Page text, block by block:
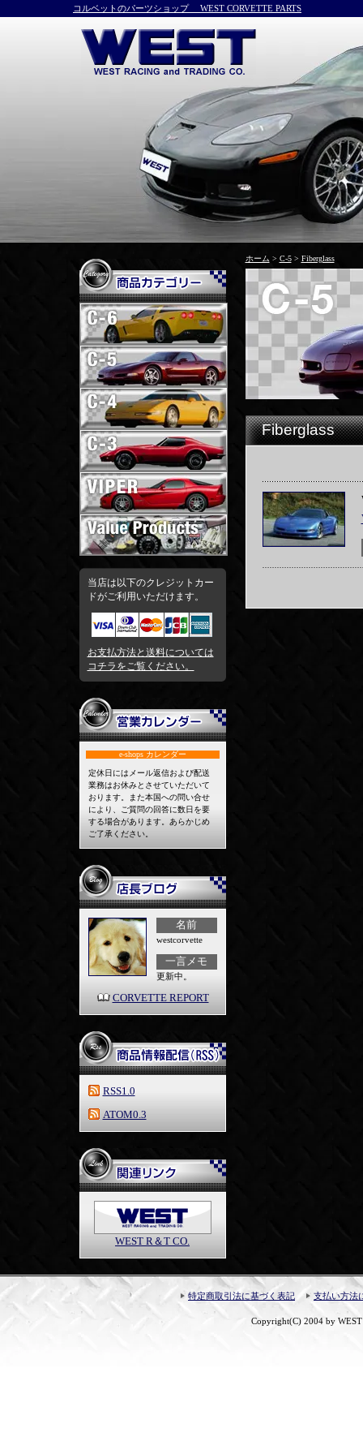
コルベットのパーツショップ WEST CORVETTE PARTS
ホーム > C-5> Fiberglass
Fiberglass
当店は以下のクレジットカー
ドがご利用いただけます。
お支払方法と送料については
コチラをご覧ください。
e-shops カレンダー
定休日にはメール返信および配送
業務はお休みとさせていただいて
おります。また本国への問い合せ
により、ご質問の回答に数日を要
する場合があります。あらかじめ
ご了承ください。
名前
westcorvette
一言メモ
更新中。
CORVETTE REPORT
RSS1.0
ATOM0.3
WEST R＆T CO.
特定商取引法に基づく表記 支払い方法
Copyright(C) 2004 by